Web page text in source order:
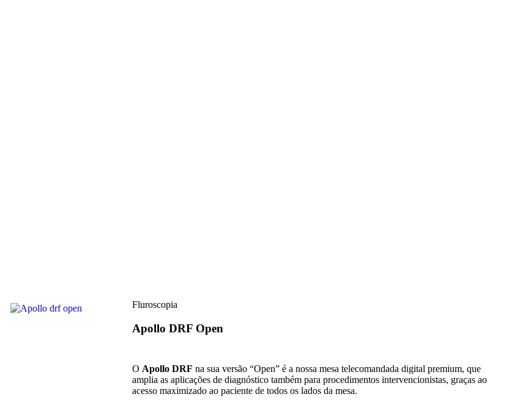
Fluroscopia
Apollo DRF Open
O Apollo DRF na sua versão “Open” é a nossa mesa telecomandada digital premium, que
amplia as aplicações de diagnóstico também para procedimentos intervencionistas, graças ao
acesso maximizado ao paciente de todos os lados da mesa.